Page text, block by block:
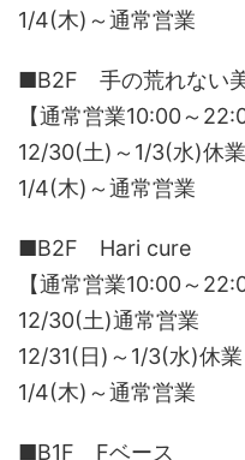
1/4(木)～通常営業
■B2F 手の荒れない
【通常営業10:00～
12/30(土)～1/3(水)休業
1/4(木)～通常営業
■B2F Hari cure
【通常営業10:00～
12/30(土)通常営業
12/31(日)～1/3(水)休業
1/4(木)～通常営業
■B1F Fベース